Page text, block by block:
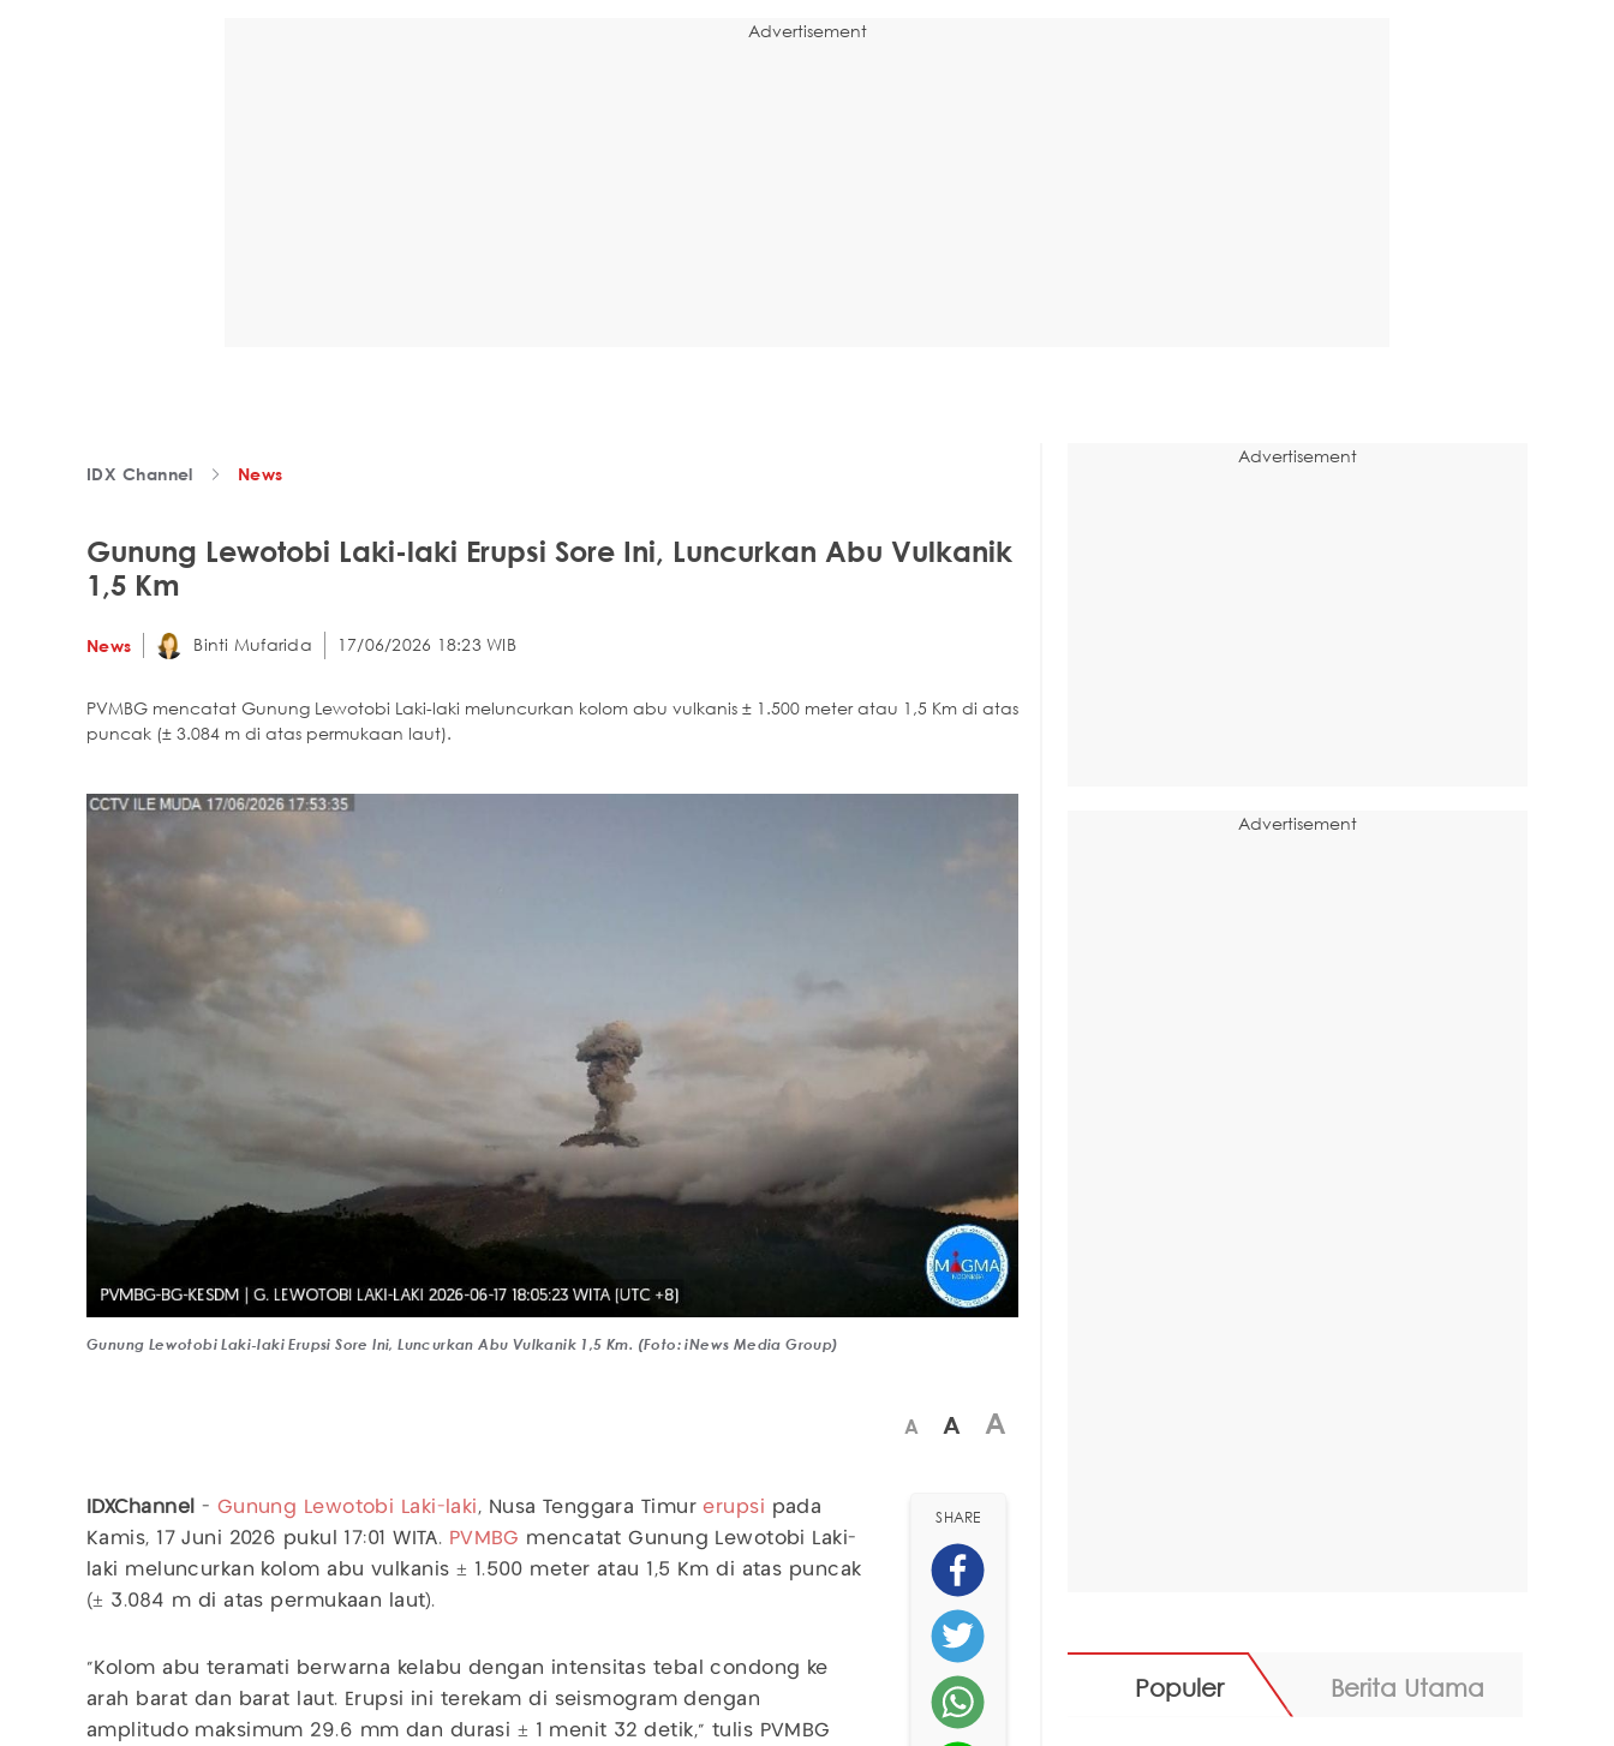
Advertisement
IDX Channel News
Gunung Lewotobi Laki-laki Erupsi Sore Ini, Luncurkan Abu Vulkanik
1,5 Km
News Binti Mufarida 17/06/2026 18:23 WIB
PVMBG mencatat Gunung Lewotobi Laki-laki meluncurkan kolom abu vulkanis ± 1.500 meter atau 1,5 Km di atas
puncak (± 3.084 m di atas permukaan laut).
Gunung Lewotobi Laki-laki Erupsi Sore Ini, Luncurkan Abu Vulkanik 1,5 Km. (Foto: iNews Media Group)
A A A
IDXChannel - Gunung Lewotobi Laki-laki , Nusa Tenggara Timurerupsi pada
Kamis, 17 Juni 2026 pukul 17:01 WITA. PVMBG mencatat Gunung Lewotobi Laki-
laki meluncurkan kolom abu vulkanis ± 1.500 meter atau 1,5 Km di atas puncak
(± 3.084 m di atas permukaan laut).
“Kolom abu teramati berwarna kelabu dengan intensitas tebal condong ke
arah barat dan barat laut. Erupsi ini terekam di seismogram dengan
amplitudo maksimum 29.6 mm dan durasi ± 1 menit 32 detik,” tulis PVMBG
SHARE
Advertisement
Advertisement
Populer Berita Utama